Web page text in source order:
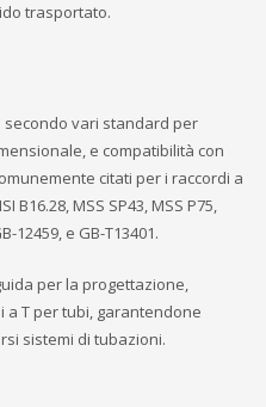
trasportato.
secondo vari standard per
e compatibilità con
citati per i raccordi a
B16.28, MSS SP43, MSS P75,
12459, e GB-T13401.
per la progettazione,
T per tubi, garantendone
sistemi di tubazioni.